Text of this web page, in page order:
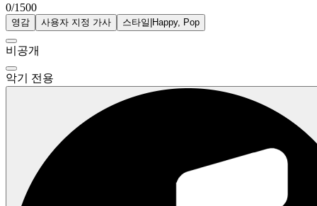
0/1500
영감 사용자 지정 가사 스타일 Happy, Pop
비공개
악기 전용